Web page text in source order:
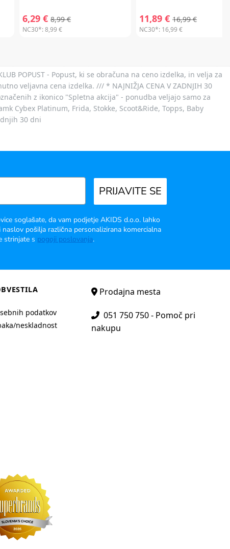
6,29 € 8,99 €
NC30*:8,99 €
11,89 € 16,99 €
NC30*: 16,99 €
POPUST - Popust, ki se obračuna na ceno izdelka, in velja za
veljavna cena izdelka. /// * NAJNIŽJA CENA V ZADNJIH 30
z ikonico "Spletna akcija" - ponudba veljajo samo za
Cybex Platinum, Frida, Stokke, Scoot&Ride, Topps, Baby
30 dni
PRIJAVITE SE
soglašate, da vam podjetje AKIDS d.o.o. lahko
pošilja različna personalizirana komercialna
strinjate s pogoji poslovanja.
podatkov
neskladnost
Prodajna mesta
051 750 750 - Pomoč pri
nakupu